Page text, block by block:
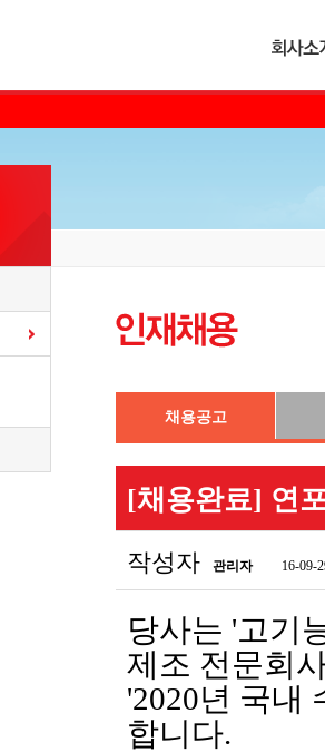
채용공고
[채용완료] 연
작성자 관리자 16-09-
당사는 '고기
제조 전문회
'2020년 국내
합니다.